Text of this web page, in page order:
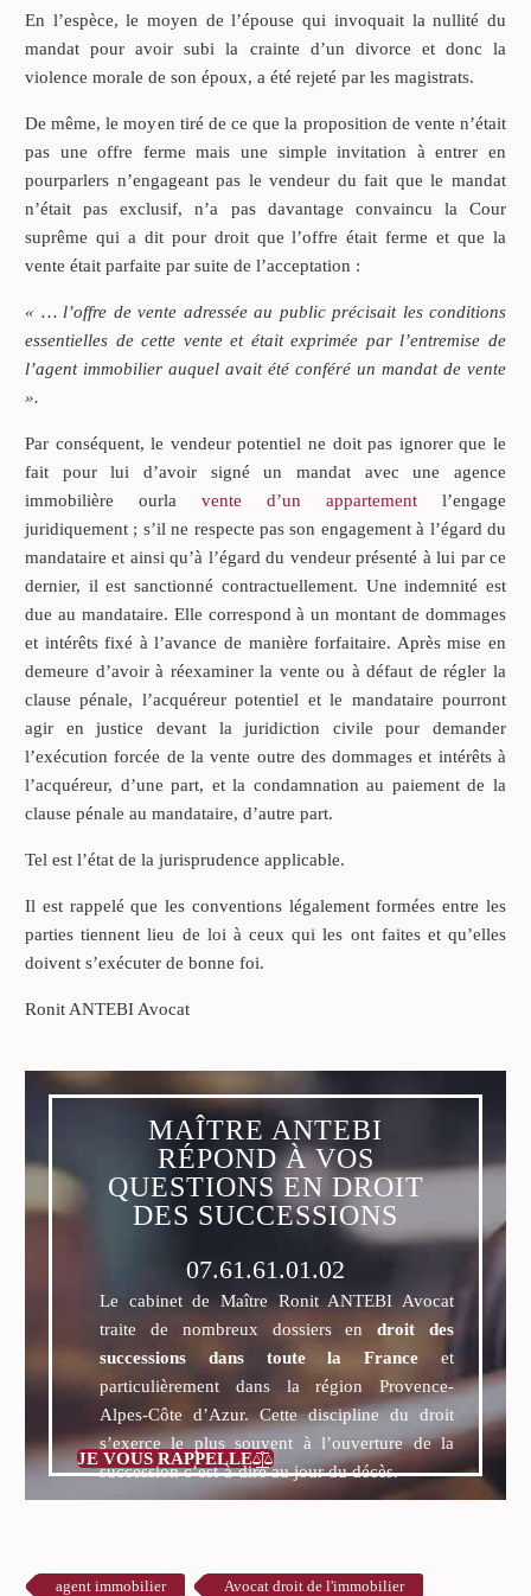
En l’espèce, le moyen de l’épouse qui invoquait la nullité du
mandat pour avoir subi la crainte d’un divorce et donc la
violence morale de son époux, a été rejeté par les magistrats.
De même, le moyen tiré de ce que la proposition de vente n’était
pas une offre ferme mais une simple invitation à entrer en
pourparlers n’engageant pas le vendeur du fait que le mandat
n’était pas exclusif, n’a pas davantage convaincu la Cour
suprême qui a dit pour droit que l’offre était ferme et que la
vente était parfaite par suite de l’acceptation :
« … l’offre de vente adressée au public précisait les conditions
essentielles de cette vente et était exprimée par l’entremise de
l’agent immobilier auquel avait été conféré un mandat de vente
».
Par conséquent, le vendeur potentiel ne doit pas ignorer que le
fait pour lui d’avoir signé un mandat avec une agence
immobilière ourla vente d’un appartement l’engage
juridiquement ; s’il ne respecte pas son engagement à l’égard du
mandataire et ainsi qu’à l’égard du vendeur présenté à lui par ce
dernier, il est sanctionné contractuellement. Une indemnité est
due au mandataire. Elle correspond à un montant de dommages
et intérêts fixé à l’avance de manière forfaitaire. Après mise en
demeure d’avoir à réexaminer la vente ou à défaut de régler la
clause pénale, l’acquéreur potentiel et le mandataire pourront
agir en justice devant la juridiction civile pour demander
l’exécution forcée de la vente outre des dommages et intérêts à
l’acquéreur, d’une part, et la condamnation au paiement de la
clause pénale au mandataire, d’autre part.
Tel est l’état de la jurisprudence applicable.
Il est rappelé que les conventions légalement formées entre les
parties tiennent lieu de loi à ceux qui les ont faites et qu’elles
doivent s’exécuter de bonne foi.
Ronit ANTEBI Avocat
MAÎTRE ANTEBI
RÉPOND À VOS
QUESTIONS EN DROIT
DES SUCCESSIONS
07.61.61.01.02
Le cabinet de Maître Ronit ANTEBI Avocat
traite de nombreux dossiers endroit des
successions dans toute la France et
particulièrement dans la région Provence-
Alpes-Côte d’Azur. Cette discipline du droit
s’exerce le plus souvent à l’ouverture de la
succession c’est-à-dire au jour du décès.
JE VOUS RAPPELLE
agent immobilier Avocat droit de l'immobilier